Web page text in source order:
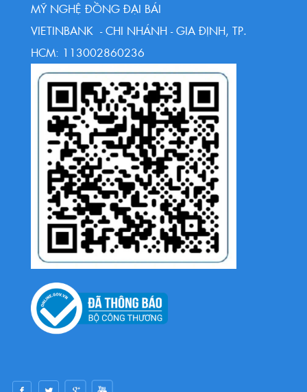
MỸ NGHỆ ĐỒNG ĐẠI BÁI
VIETINBANK - CHI NHÁNH - GIA ĐỊNH, TP.
HCM: 113002860236